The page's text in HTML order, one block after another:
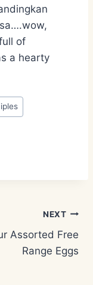
of
a hearty
NEXT
Assorted Free
Range Eggs